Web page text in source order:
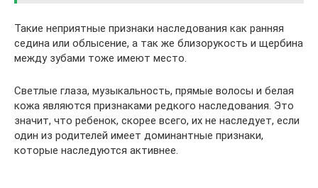
Такие неприятные признаки наследования как ранняя
седина или облысение, а так же близорукость и щербина
между зубами тоже имеют место.
Светлые глаза, музыкальность, прямые волосы и белая
кожа являются признаками редкого наследования. Это
значит, что ребенок, скорее всего, их не наследует, если
один из родителей имеет доминантные признаки,
которые наследуются активнее.